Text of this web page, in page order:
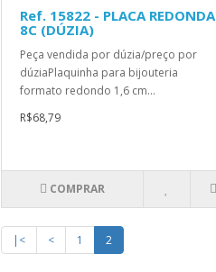
Ref. 15822 - PLACA REDONDA
8C (DÚZIA)
Peça vendida por dúzia/preço por
dúziaPlaquinha para bijouteria
formato redondo 1,6 cm...
R$68,79
COMPRAR
|< < 1 2